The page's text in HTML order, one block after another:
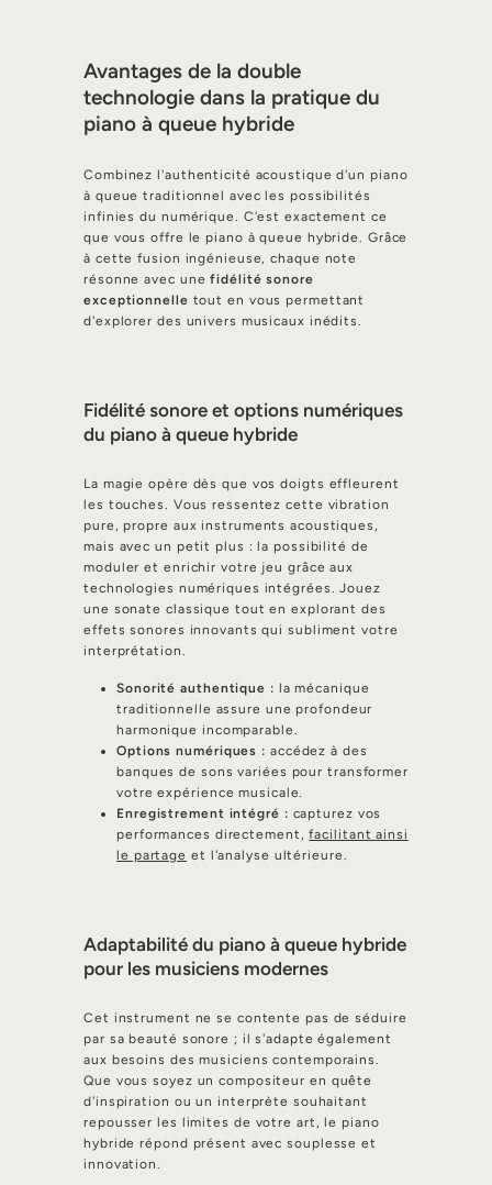
Avantages de la double
technologie dans la pratique du
piano à queue hybride
Combinez l'authenticité acoustique d'un piano
à queue traditionnel avec les possibilités
infinies du numérique. C'est exactement ce
que vous offre le piano à queue hybride. Grâce
à cette fusion ingénieuse, chaque note
résonne avec unefidélité sonore
exceptionnelle tout en vous permettant
d'explorer des univers musicaux inédits.
Fidélité sonore et options numériques
du piano à queue hybride
La magie opère dès que vos doigts effleurent
les touches. Vous ressentez cette vibration
pure, propre aux instruments acoustiques,
mais avec un petit plus : la possibilité de
moduler et enrichir votre jeu grâce aux
technologies numériques intégrées. Jouez
une sonate classique tout en explorant des
effets sonores innovants qui subliment votre
interprétation.
Sonorité authentique : la mécanique
traditionnelle assure une profondeur
harmonique incomparable.
Options numériques : accédez à des
banques de sons variées pour transformer
votre expérience musicale.
Enregistrement intégré : capturez vos
performances directement,facilitant ainsi
le partage et l'analyse ultérieure.
Adaptabilité du piano à queue hybride
pour les musiciens modernes
Cet instrument ne se contente pas de séduire
par sa beauté sonore ; il s'adapte également
aux besoins des musiciens contemporains.
Que vous soyez un compositeur en quête
d'inspiration ou un interprète souhaitant
repousser les limites de votre art, le piano
hybride répond présent avec souplesse et
innovation.